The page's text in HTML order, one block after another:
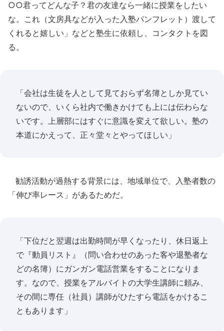
○○君ってどんな子？君の友達なら一緒に授業をしたい
な。これ（文房具などが入った入塾パンフレット）渡して
くれると嬉しい」などと塾生に依頼し、コンタクトを図
る。
「会社は生徒を人として見ておらず名簿としか見てい
ないので、いくら社内で働きかけても上には伝わらな
いです。上層部にはすぐに意識を変えて欲しい。塾の
本道にかえって、正々堂々とやってほしい」
勧誘活動が過熱する背景には、地域単位で、入塾者数の
「伸び率レース」があるためだ。
「下位だと翌週は出勤時間が早くなったり、休日返上
で『動員リスト』（問い合わせのあった客や退塾者な
どの名簿）にガンガン電話営業をすることになりま
す。なので、授業をアルバイトの大学生講師に頼み、
その間に専任（社員）講師がひたすら電話をかけるこ
ともあります」